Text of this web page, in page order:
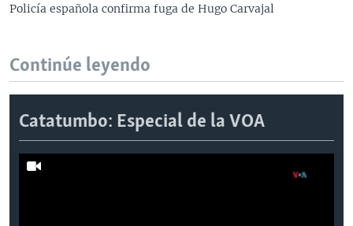
Policía española confirma fuga de Hugo Carvajal
Continúe leyendo
Catatumbo: Especial de la VOA